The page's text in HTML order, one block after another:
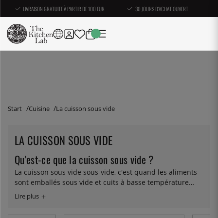
LIVRAISON GRATUITE À PARTIR DE 100 EUR 30 JOURS D'ACHAT OUVERT
Start Cuisine La cuisson sous vide
LA CUISSON SOUS VIDE
Qu'est-ce que la cuisson sous vide ?
La cuisson sous vide sous-vide, c'est quand les aliments
sont emballés sous vide et cuits à basse température
pendant une longue période dans un bain-marie. Cela
requiert beaucoup de précision. Un goût délicieux, une
texture divine et une facilité déconcertante ! Lorsque des